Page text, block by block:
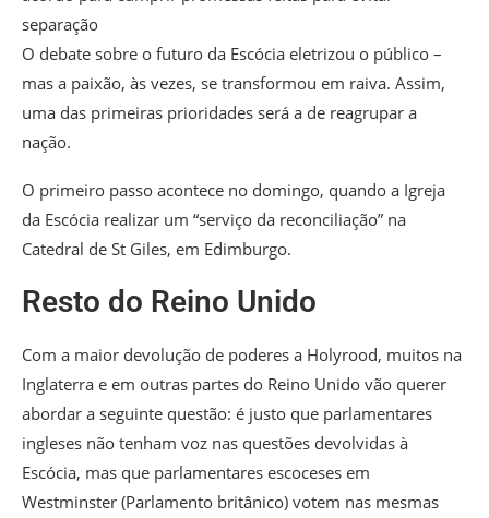
separação
O debate sobre o futuro da Escócia eletrizou o público –
mas a paixão, às vezes, se transformou em raiva. Assim,
uma das primeiras prioridades será a de reagrupar a
nação.
O primeiro passo acontece no domingo, quando a Igreja
da Escócia realizar um “serviço da reconciliação” na
Catedral de St Giles, em Edimburgo.
Resto do Reino Unido
Com a maior devolução de poderes a Holyrood, muitos na
Inglaterra e em outras partes do Reino Unido vão querer
abordar a seguinte questão: é justo que parlamentares
ingleses não tenham voz nas questões devolvidas à
Escócia, mas que parlamentares escoceses em
Westminster (Parlamento britânico) votem nas mesmas